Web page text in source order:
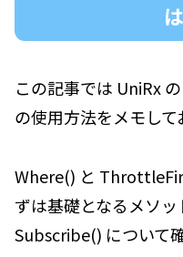
この記事では UniRx
の使用方法をメモして
Where() と
ずは基礎となるメソ
Subscribe() について